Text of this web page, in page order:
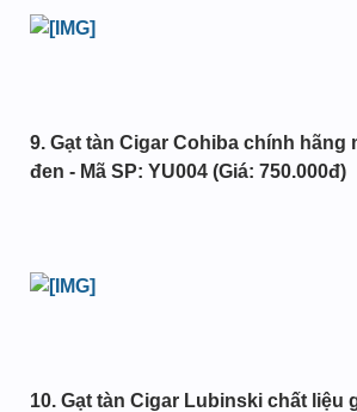
9. Gạt tàn Cigar Cohiba chính hãng
đen - Mã SP: YU004 (Giá: 750.000đ)
10. Gạt tàn Cigar Lubinski chất liệu